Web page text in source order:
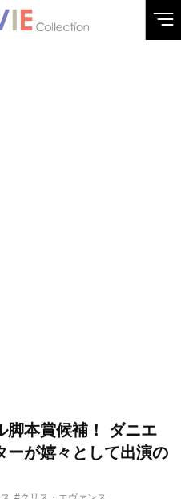
脚本賞候補！ ダニエ
ーが嬉々として出演の